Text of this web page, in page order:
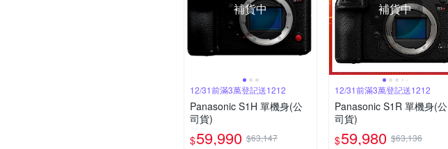
補貨中
12/31前滿3萬登記送1212
Panasonic S1H 單機身(公
司貨)
$59,990 $63,147
補貨中
12/31前滿3萬登記送1212
Panasonic S1R 單機身(公
司貨)
$59,980 $63,136